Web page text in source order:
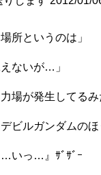
所というのは」
ないが…」
場が発生してるみ
ビルガンダムのほ
…いっ…』ｻﾞｻﾞｰ